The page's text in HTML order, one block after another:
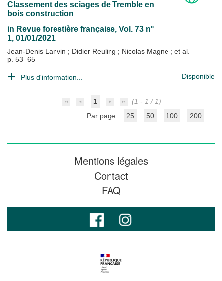
Classement des sciages de Tremble en
bois construction
in Revue forestière française, Vol. 73 n°
1, 01/01/2021
Jean-Denis Lanvin ; Didier Reuling ; Nicolas Magne ; et al.
p. 53–65
Plus d'information... Disponible
1
(1 - 1 / 1)
Par page :
25 50 100 200
Mentions légales
Contact
FAQ